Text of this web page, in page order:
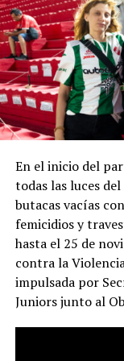
La presencia
mientras el
reuniones para
del miércoles
del Estado) que
Caputo,
desde el
Milei / Bullrich
ni de la crisis
periodismo que
trabajo y ejercer
completo.
El video muestra
En el inicio del
todas las luces
butacas vacías
femicidios y
hasta el 25 de
contra la
impulsada por
Juniors junto al